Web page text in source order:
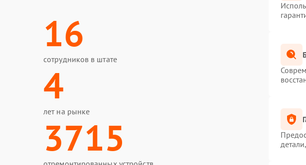
16
сотрудников в штате
4
лет на рынке
3715